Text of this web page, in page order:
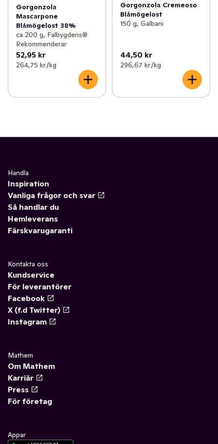
Gorgonzola
Mascarpone
Blåmögelost 38%
ca 200 g, Falbygdens®
Rekommenderar
52,95 kr
264,75 kr /kg
Gorgonzola Cremeoso
Blåmögelost
150 g, Galbani
44,50 kr
296,67 kr /kg
Handla
Inspiration
Vanliga frågor och svar
Så handlar du
Hemleverans
Färskvarugaranti
Kontakta oss
Kundservice
För leverantörer
Facebook
X (f.d Twitter)
Instagram
Mathem
Om Mathem
Karriär
Press
För företag
Appar